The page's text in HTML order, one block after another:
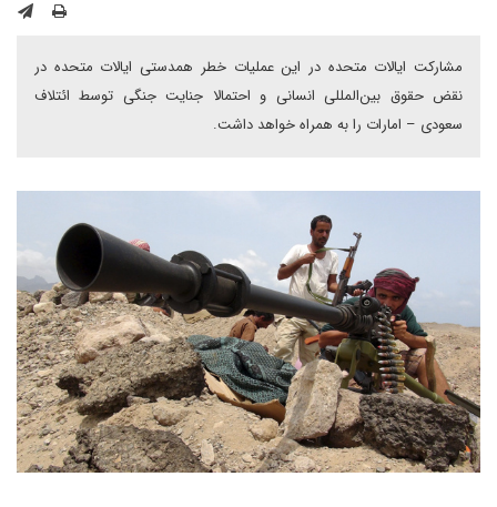
مشارکت ایالات متحده در این عملیات خطر همدستی ایالات متحده در
نقض حقوق بین‌المللی انسانی و احتمالا جنایت جنگی توسط ائتلاف
سعودی – امارات را به همراه خواهد داشت.